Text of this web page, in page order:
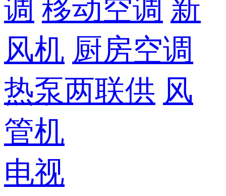
调 移动空调 新
风机 厨房空调
热泵两联供 风
管机
电视